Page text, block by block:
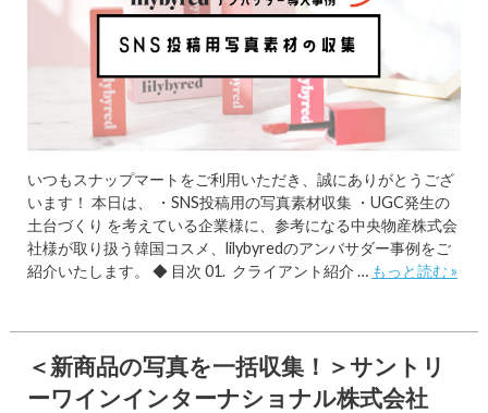
いつもスナップマートをご利用いただき、誠にありがとうござ
います！ 本日は、 ・SNS投稿用の写真素材収集 ・UGC発生の
土台づくり を考えている企業様に、参考になる中央物産株式会
社様が取り扱う韓国コスメ、lilybyredのアンバサダー事例をご
紹介いたします。 ◆ 目次 01. クライアント紹介 … もっと読む »
＜新商品の写真を一括収集！＞サントリ
ーワインインターナショナル株式会社